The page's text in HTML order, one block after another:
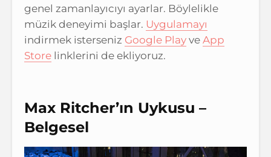
genel zamanlayıcıyı ayarlar. Böylelikle
müzik deneyimi başlar. Uygulamayı
indirmek isterseniz Google Play ve App
Store linklerini de ekliyoruz.
Max Ritcher’ın Uykusu –
Belgesel